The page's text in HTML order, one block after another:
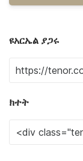
ዩአርኤል ያጋሩ
ክተት